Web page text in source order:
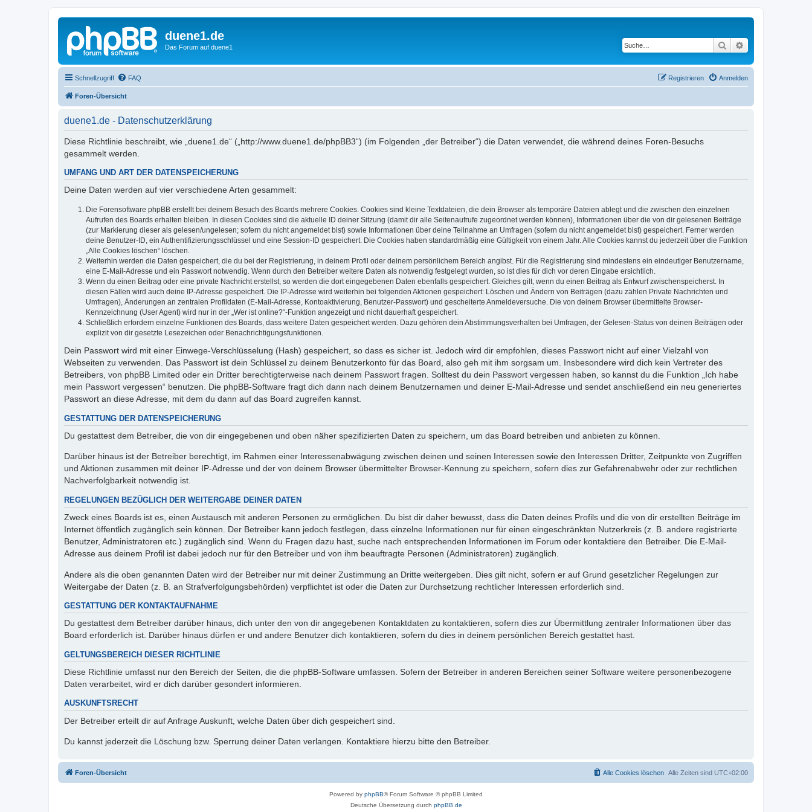
duene1.de
Das Forum auf duene1 Suche
Schnellzugriff FAQ Anmelden
Registrieren
Foren-Übersicht
duene1.de - Datenschutzerklärung
Diese Richtlinie beschreibt, wie „duene1.de“ („http://www.duene1.de/phpBB3“) (im Folgenden „der Betreiber“) die Daten verwendet, die während deines Foren-Besuchs
gesammelt werden.
UMFANG UND ART DER DATENSPEICHERUNG
Deine Daten werden auf vier verschiedene Arten gesammelt:
Die Forensoftware phpBB erstellt bei deinem Besuch des Boards mehrere Cookies. Cookies sind kleine Textdateien, die dein Browser als temporäre Dateien ablegt und die zwischen den einzelnen
Aufrufen des Boards erhalten bleiben. In diesen Cookies sind die aktuelle ID deiner Sitzung (damit dir alle Seitenaufrufe zugeordnet werden können), Informationen über die von dir gelesenen Beiträge
(zur Markierung dieser als gelesen/ungelesen; sofern du nicht angemeldet bist) sowie Informationen über deine Teilnahme an Umfragen (sofern du nicht angemeldet bist) gespeichert. Ferner werden
deine Benutzer-ID, ein Authentifizierungsschlüssel und eine Session-ID gespeichert. Die Cookies haben standardmäßig eine Gültigkeit von einem Jahr. Alle Cookies kannst du jederzeit über die Funktion
„Alle Cookies löschen“ löschen.
Weiterhin werden die Daten gespeichert, die du bei der Registrierung, in deinem Profil oder deinem persönlichem Bereich angibst. Für die Registrierung sind mindestens ein eindeutiger Benutzername,
eine E-Mail-Adresse und ein Passwort notwendig. Wenn durch den Betreiber weitere Daten als notwendig festgelegt wurden, so ist dies für dich vor deren Eingabe ersichtlich.
Wenn du einen Beitrag oder eine private Nachricht erstellst, so werden die dort eingegebenen Daten ebenfalls gespeichert. Gleiches gilt, wenn du einen Beitrag als Entwurf zwischenspeicherst. In
diesen Fällen wird auch deine IP-Adresse gespeichert. Die IP-Adresse wird weiterhin bei folgenden Aktionen gespeichert: Löschen und Ändern von Beiträgen (dazu zählen Private Nachrichten und
Umfragen), Änderungen an zentralen Profildaten (E-Mail-Adresse, Kontoaktivierung, Benutzer-Passwort) und gescheiterte Anmeldeversuche. Die von deinem Browser übermittelte Browser-
Kennzeichnung (User Agent) wird nur in der „Wer ist online?“-Funktion angezeigt und nicht dauerhaft gespeichert.
Schließlich erfordern einzelne Funktionen des Boards, dass weitere Daten gespeichert werden. Dazu gehören dein Abstimmungsverhalten bei Umfragen, der Gelesen-Status von deinen Beiträgen oder
explizit von dir gesetzte Lesezeichen oder Benachrichtigungsfunktionen.
Dein Passwort wird mit einer Einwege-Verschlüsselung (Hash) gespeichert, so dass es sicher ist. Jedoch wird dir empfohlen, dieses Passwort nicht auf einer Vielzahl von
Webseiten zu verwenden. Das Passwort ist dein Schlüssel zu deinem Benutzerkonto für das Board, also geh mit ihm sorgsam um. Insbesondere wird dich kein Vertreter des
Betreibers, von phpBB Limited oder ein Dritter berechtigterweise nach deinem Passwort fragen. Solltest du dein Passwort vergessen haben, so kannst du die Funktion „Ich habe
mein Passwort vergessen“ benutzen. Die phpBB-Software fragt dich dann nach deinem Benutzernamen und deiner E-Mail-Adresse und sendet anschließend ein neu generiertes
Passwort an diese Adresse, mit dem du dann auf das Board zugreifen kannst.
GESTATTUNG DER DATENSPEICHERUNG
Du gestattest dem Betreiber, die von dir eingegebenen und oben näher spezifizierten Daten zu speichern, um das Board betreiben und anbieten zu können.
Darüber hinaus ist der Betreiber berechtigt, im Rahmen einer Interessenabwägung zwischen deinen und seinen Interessen sowie den Interessen Dritter, Zeitpunkte von Zugriffen
und Aktionen zusammen mit deiner IP-Adresse und der von deinem Browser übermittelter Browser-Kennung zu speichern, sofern dies zur Gefahrenabwehr oder zur rechtlichen
Nachverfolgbarkeit notwendig ist.
REGELUNGEN BEZÜGLICH DER WEITERGABE DEINER DATEN
Zweck eines Boards ist es, einen Austausch mit anderen Personen zu ermöglichen. Du bist dir daher bewusst, dass die Daten deines Profils und die von dir erstellten Beiträge im
Internet öffentlich zugänglich sein können. Der Betreiber kann jedoch festlegen, dass einzelne Informationen nur für einen eingeschränkten Nutzerkreis (z. B. andere registrierte
Benutzer, Administratoren etc.) zugänglich sind. Wenn du Fragen dazu hast, suche nach entsprechenden Informationen im Forum oder kontaktiere den Betreiber. Die E-Mail-
Adresse aus deinem Profil ist dabei jedoch nur für den Betreiber und von ihm beauftragte Personen (Administratoren) zugänglich.
Andere als die oben genannten Daten wird der Betreiber nur mit deiner Zustimmung an Dritte weitergeben. Dies gilt nicht, sofern er auf Grund gesetzlicher Regelungen zur
Weitergabe der Daten (z. B. an Strafverfolgungsbehörden) verpflichtet ist oder die Daten zur Durchsetzung rechtlicher Interessen erforderlich sind.
GESTATTUNG DER KONTAKTAUFNAHME
Du gestattest dem Betreiber darüber hinaus, dich unter den von dir angegebenen Kontaktdaten zu kontaktieren, sofern dies zur Übermittlung zentraler Informationen über das
Board erforderlich ist. Darüber hinaus dürfen er und andere Benutzer dich kontaktieren, sofern du dies in deinem persönlichen Bereich gestattet hast.
GELTUNGSBEREICH DIESER RICHTLINIE
Diese Richtlinie umfasst nur den Bereich der Seiten, die die phpBB-Software umfassen. Sofern der Betreiber in anderen Bereichen seiner Software weitere personenbezogene
Daten verarbeitet, wird er dich darüber gesondert informieren.
AUSKUNFTSRECHT
Der Betreiber erteilt dir auf Anfrage Auskunft, welche Daten über dich gespeichert sind.
Du kannst jederzeit die Löschung bzw. Sperrung deiner Daten verlangen. Kontaktiere hierzu bitte den Betreiber.
Foren-Übersicht Alle Zeiten sind UTC+02:00
Alle Cookies löschen
Powered by phpBB® Forum Software © phpBB Limited
Deutsche Übersetzung durch phpBB.de